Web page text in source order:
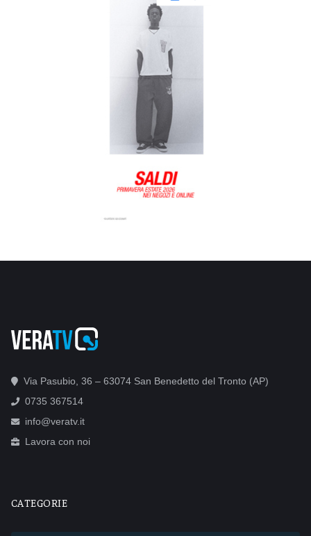
Via Pasubio, 36 – 63074 San Benedetto del Tronto (AP)
0735 367514
info@veratv.it
Lavora con noi
CATEGORIE